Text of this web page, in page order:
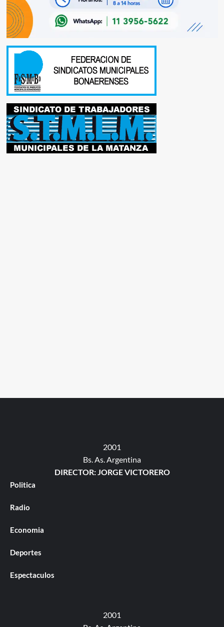
2001
Bs. As. Argentina
DIRECTOR: JORGE VICTORERO
Politica
Radio
Economia
Deportes
Espectaculos
2001